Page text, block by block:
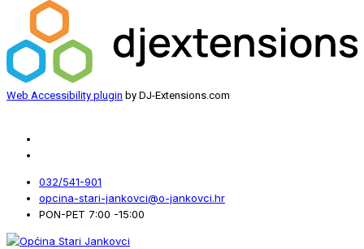
Web Accessibility plugin by DJ-Extensions.com
032/541-901
opcina-stari-jankovci@o-jankovci.hr
PON-PET 7:00 -15:00